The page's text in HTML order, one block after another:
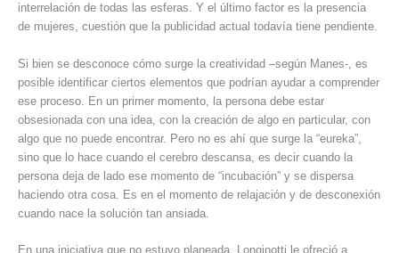
interrelación de todas las esferas. Y el último factor es la presencia
de mujeres, cuestión que la publicidad actual todavía tiene pendiente.
Si bien se desconoce cómo surge la creatividad –según Manes-, es
posible identificar ciertos elementos que podrían ayudar a comprender
ese proceso. En un primer momento, la persona debe estar
obsesionada con una idea, con la creación de algo en particular, con
algo que no puede encontrar. Pero no es ahí que surge la “eureka”,
sino que lo hace cuando el cerebro descansa, es decir cuando la
persona deja de lado ese momento de “incubación” y se dispersa
haciendo otra cosa. Es en el momento de relajación y de desconexión
cuando nace la solución tan ansiada.
En una iniciativa que no estuvo planeada, Longinotti le ofreció a